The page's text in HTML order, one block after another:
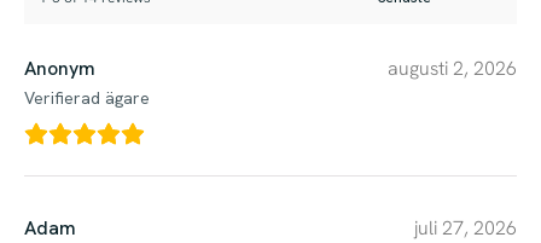
Anonym
Verifierad ägare
augusti 2, 2026
Adam juli 27, 2026